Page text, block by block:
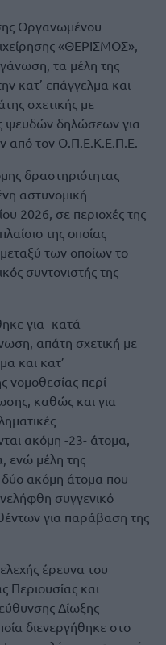
Οργανωμένου
«ΘΕΡΙΣΜΟΣ»,
τα μέλη της
κατ’ επάγγελμα και
σχετικής με
ψευδών δηλώσεων για
από τον Ο.Π.Ε.Κ.Ε.Π.Ε.
δραστηριότητας
αστυνομική
2026, σε περιοχές της
της οποίας
των οποίων το
συντονιστής της
για -κατά
απάτη σχετική με
και κατ’
νομοθεσίας περί
καθώς και για
ακόμη -23- άτομα,
ενώ μέλη της
δύο ακόμη άτομα που
συγγενικό
για παράβαση της
έρευνα του
Περιουσίας και
Δίωξης
διενεργήθηκε στο